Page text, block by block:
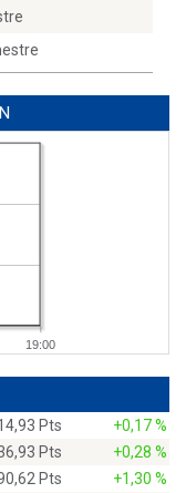
19:00
Pts
+0,17 %
Pts
+0,28 %
Pts
+1,30 %